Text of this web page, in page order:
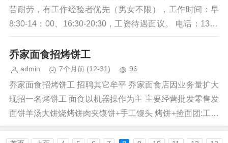
苦耐劳，有工作经验者优先（男女不限），工作时间：早
8:30-14：00、16:30-20:30，工资待遇面议。 电话：1340
6...
乔家面食招烤饼工
admin 7个月前 (12-31) 96
乔家面食招烤饼工 招聘其它牟平 乔家面食店因业务量扩大
现招一名烤饼工 面食以机器操作为主 主要经营批发零售发
面饼羊汤大饼烧烤饼肉夹馍饼+手工馒头 烤饼+捡面团:工资